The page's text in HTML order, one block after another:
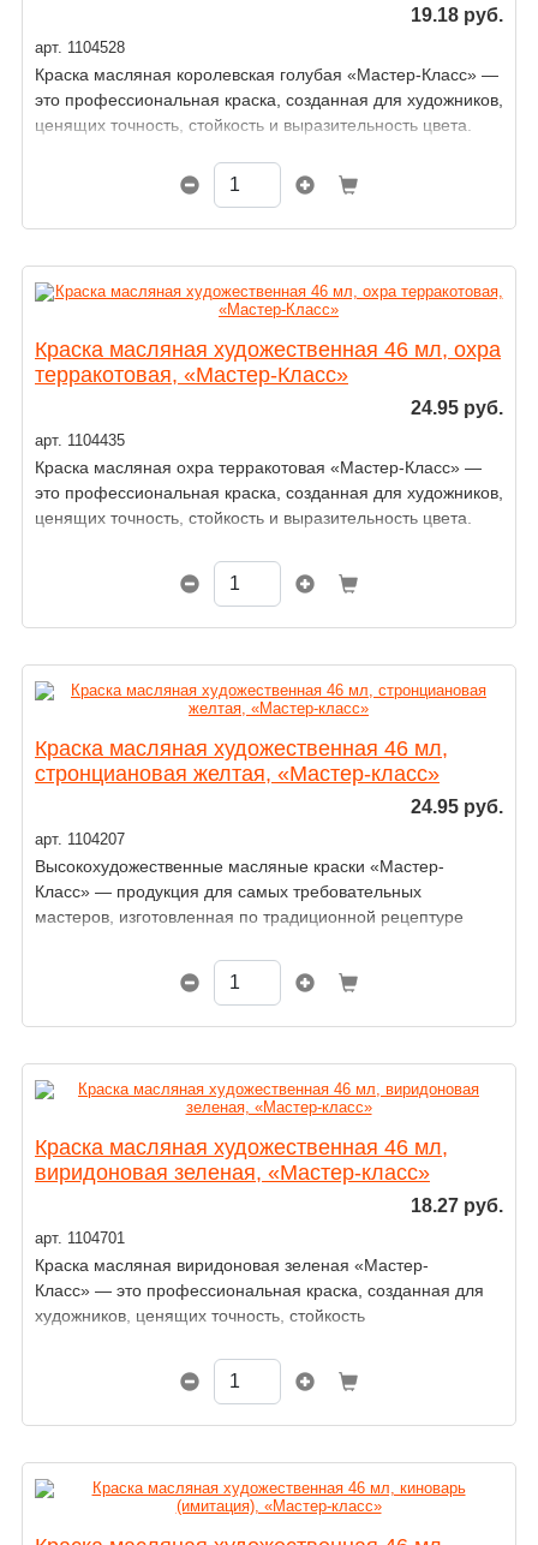
19.18 руб.
арт. 1104528
Краска масляная королевская голубая «Мастер-Класс» —
это профессиональная краска, созданная для художников,
ценящих точность, стойкость и выразительность цвета.
Краска масляная художественная 46 мл, охра
терракотовая, «Мастер-Класс»
24.95 руб.
арт. 1104435
Краска масляная охра терракотовая «Мастер-Класс» —
это профессиональная краска, созданная для художников,
ценящих точность, стойкость и выразительность цвета.
Краска масляная художественная 46 мл,
стронциановая желтая, «Мастер-класс»
24.95 руб.
арт. 1104207
Высокохудожественные масляные краски «Мастер-
Класс» — продукция для самых требовательных
мастеров, изготовленная по традиционной рецептуре
Краска масляная художественная 46 мл,
виридоновая зеленая, «Мастер-класс»
18.27 руб.
арт. 1104701
Краска масляная виридоновая зеленая «Мастер-
Класс» — это профессиональная краска, созданная для
художников, ценящих точность, стойкость